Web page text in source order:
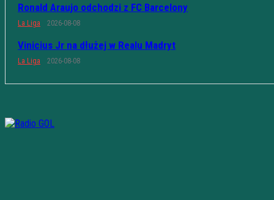
Ronald Araujo odchodzi z FC Barcelony
La Liga 2026-08-08
Vinicius Jr na dłużej w Realu Madryt
La Liga 2026-08-08